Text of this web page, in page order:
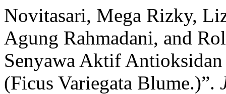
Novitasari, Mega Rizky,
Agung Rahmadani, and
Senyawa Aktif
(Ficus Variegata Blume.)”.